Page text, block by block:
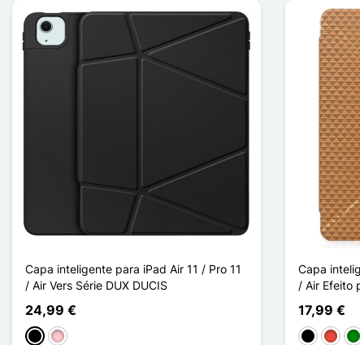
Capa inteligente para iPad Air 11 / Pro 11
/ Air Vers Série DUX DUCIS
24,99 €
PretoRosa
Capa
/ Air Efeito
17,99 €
Preto